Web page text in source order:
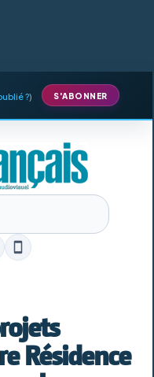
?) S'ABONNER
Résidence